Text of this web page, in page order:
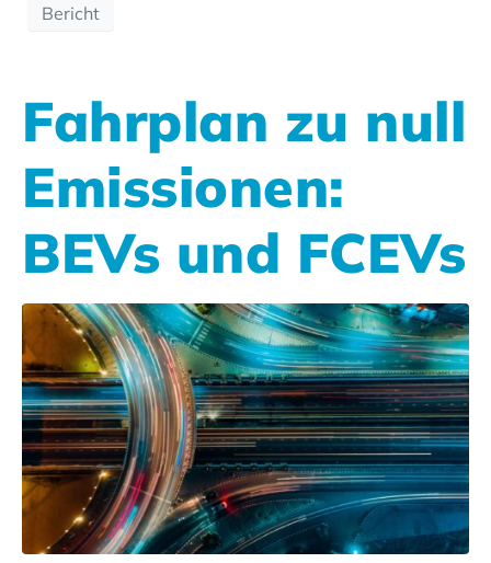
Bericht
Fahrplan zu null
Emissionen:
BEVs und FCEVs